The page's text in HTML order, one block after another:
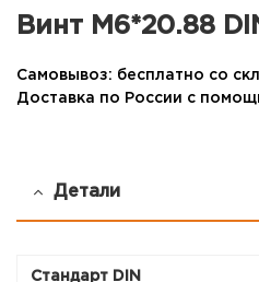
Винт М6*20.88
Самовывоз: бесплатно со
Доставка по России с
Детали
Стандарт DIN